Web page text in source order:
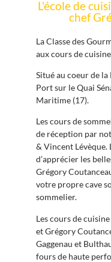
L'école de
chef
La Classe des
aux cours de
Situé au coeur de
Port sur le Quai
Maritime (17).
Les cours de
de réception par
& Vincent Lévèque.
d’apprécier les
Grégory
votre propre cave
sommelier.
Les cours de
et Grégory
Gaggenau et
fours de haute